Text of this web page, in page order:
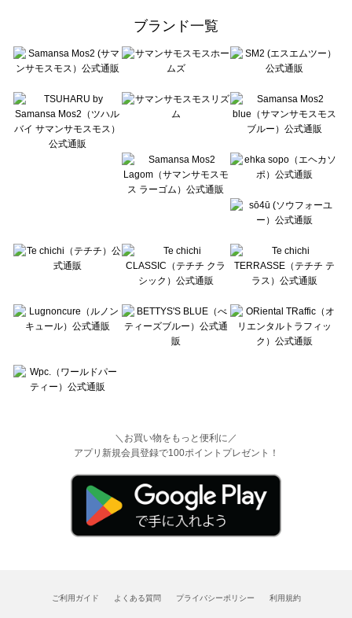
Te chichi（テチチ）の一覧
Te chichi CLASSIC（テチチ クラシック）の一覧
Lugnoncure（ルノンキュール）の一覧
BETTY'S BLUE（べティーズブルー）の一覧
Wpc.（ワールドパーティー）の一覧
ブランド一覧
＼お買い物をもっと便利に／
アプリ新規会員登録で100ポイントプレゼント！
ご利用ガイド よくある質問 プライバシーポリシー 利用規約